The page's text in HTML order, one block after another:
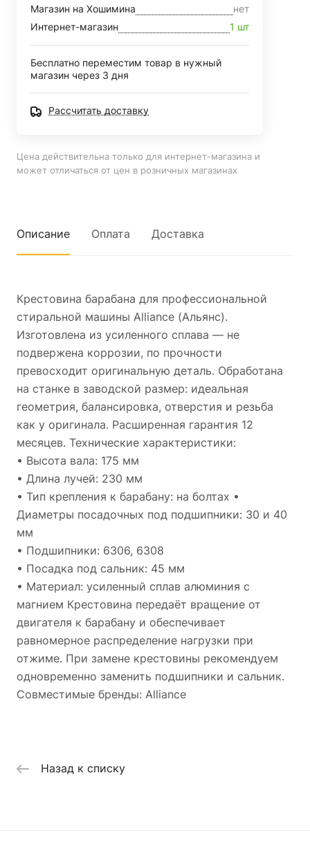
Магазин на Хошимина
нет
Интернет-магазин
1 шт
Бесплатно переместим товар в нужный
магазин через 3 дня
Рассчитать доставку
Цена действительна только для интернет-магазина и
может отличаться от цен в розничных магазинах
Описание Оплата Доставка
Крестовина барабана для профессиональной
стиральной машины Alliance (Альянс).
Изготовлена из усиленного сплава — не
подвержена коррозии, по прочности
превосходит оригинальную деталь. Обработана
на станке в заводской размер: идеальная
геометрия, балансировка, отверстия и резьба
как у оригинала. Расширенная гарантия 12
месяцев. Технические характеристики:
• Высота вала: 175 мм
• Длина лучей: 230 мм
• Тип крепления к барабану: на болтах •
Диаметры посадочных под подшипники: 30 и 40
мм
• Подшипники: 6306, 6308
• Посадка под сальник: 45 мм
• Материал: усиленный сплав алюминия с
магнием Крестовина передаёт вращение от
двигателя к барабану и обеспечивает
равномерное распределение нагрузки при
отжиме. При замене крестовины рекомендуем
одновременно заменить подшипники и сальник.
Совместимые бренды: Alliance
Назад к списку